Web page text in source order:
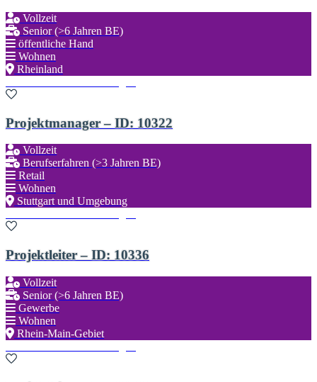
Vollzeit
Senior (>6 Jahren BE)
öffentliche Hand
Wohnen
Rheinland
Projektmanager – ID: 10322
Vollzeit
Berufserfahren (>3 Jahren BE)
Retail
Wohnen
Stuttgart und Umgebung
Projektleiter – ID: 10336
Vollzeit
Senior (>6 Jahren BE)
Gewerbe
Wohnen
Rhein-Main-Gebiet